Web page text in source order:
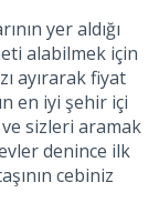
yer aldığı
alabilmek için
ayırarak fiyat
en iyi şehir içi
sizleri aramak
denince ilk
cebiniz